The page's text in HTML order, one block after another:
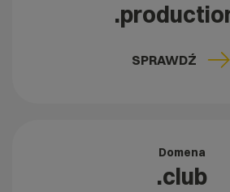
SPRAWDŹ
Domena
.club